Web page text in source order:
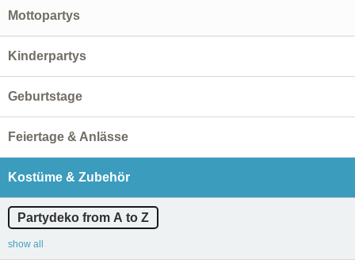
Mottopartys
Kinderpartys
Geburtstage
Feiertage & Anlässe
Kostüme & Zubehör
Partydeko from A to Z
show all